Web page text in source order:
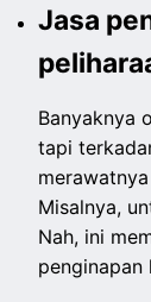
Jasa
Banyaknya
tapi
Misalnya,
Nah, ini
penginapan